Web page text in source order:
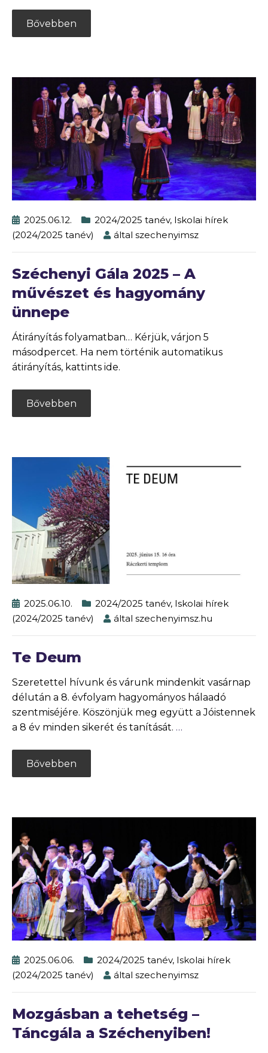
Bővebben
2025.06.12. 2024/2025 tanév, Iskolai hírek
(2024/2025 tanév)
által szechenyimsz
Széchenyi Gála 2025 – A
művészet és hagyomány
ünnepe
Átirányítás folyamatban… Kérjük, várjon 5
másodpercet. Ha nem történik automatikus
átirányítás, kattints ide.
Bővebben
2025.06.10. 2024/2025 tanév, Iskolai hírek
(2024/2025 tanév)
által szechenyimsz.hu
Te Deum
Szeretettel hívunk és várunk mindenkit vasárnap
délután a 8. évfolyam hagyományos hálaadó
szentmiséjére. Köszönjük meg együtt a Jóistennek
a 8 év minden sikerét és tanítását. …
Bővebben
2025.06.06. 2024/2025 tanév, Iskolai hírek
(2024/2025 tanév)
által szechenyimsz
Mozgásban a tehetség –
Táncgála a Széchenyiben!